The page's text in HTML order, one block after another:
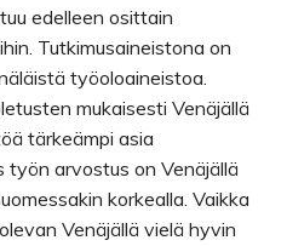
edelleen osittain
Tutkimusaineistona on
työoloaineistoa.
mukaisesti Venäjällä
tärkeämpi asia
työn arvostus on Venäjällä
korkealla. Vaikka
Venäjällä vielä hyvin